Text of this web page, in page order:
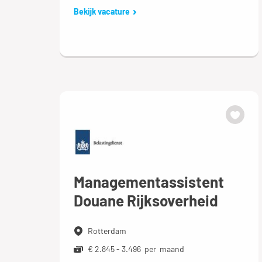
Bekijk vacature
Managementassistent
Douane Rijksoverheid
Rotterdam
€ 2.845 - 3.496 per maand